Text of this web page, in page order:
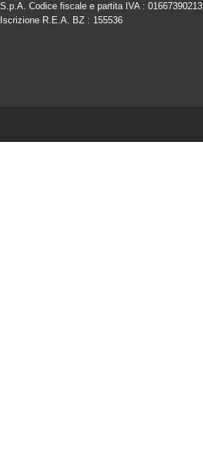
S.p.A. Codice fiscale e partita IVA : 01667390213
Iscrizione R.E.A. BZ : 155536